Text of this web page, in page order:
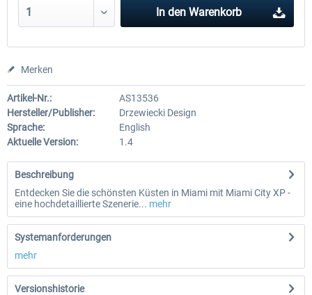
In den Warenkorb
Merken
Artikel-Nr.:
AS13536
Hersteller/Publisher:
Drzewiecki Design
Sprache:
English
Aktuelle Version:
1.4
Beschreibung
Entdecken Sie die schönsten Küsten in Miami mit Miami City XP -
eine hochdetaillierte Szenerie... mehr
Systemanforderungen
mehr
Versionshistorie